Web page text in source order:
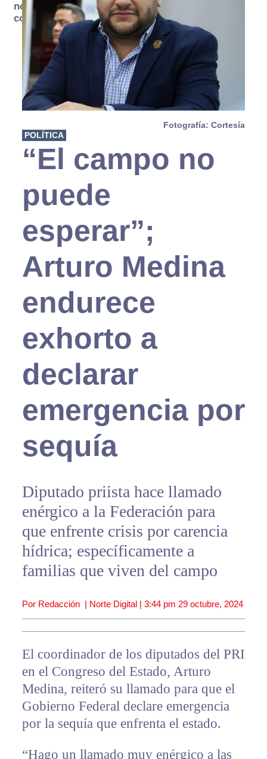
no se
consume
Fotografía: Cortesía
POLÍTICA
“El campo no
puede
esperar”;
Arturo Medina
endurece
exhorto a
declarar
emergencia por
sequía
Diputado priista hace llamado
enérgico a la Federación para
que enfrente crisis por carencia
hídrica; específicamente a
familias que viven del campo
Por Redacción | Norte Digital | 3:44 pm 29 octubre, 2024
El coordinador de los diputados del PRI
en el Congreso del Estado, Arturo
Medina, reiteró su llamado para que el
Gobierno Federal declare emergencia
por la sequía que enfrenta el estado.
“Hago un llamado muy enérgico a las